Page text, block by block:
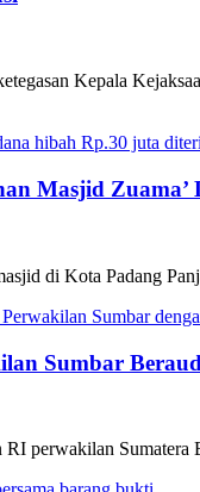
Kepala
Masjid Zuama’
di Kota Padang
Sumbar
perwakilan